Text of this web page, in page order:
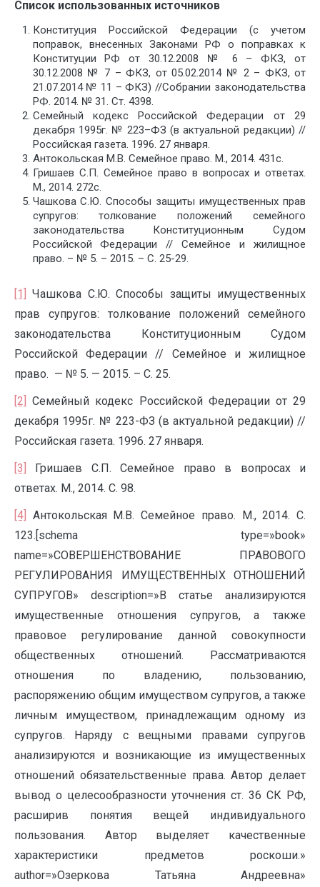
Список использованных источников
Конституция Российской Федерации (с учетом
поправок, внесенных Законами РФ о поправках к
Конституции РФ от 30.12.2008 № 6 – ФКЗ, от
30.12.2008 № 7 – ФКЗ, от 05.02.2014 № 2 – ФКЗ, от
21.07.2014 № 11 – ФКЗ) //Собрании законодательства
РФ. 2014. № 31. Ст. 4398.
Семейный кодекс Российской Федерации от 29
декабря 1995г. № 223–ФЗ (в актуальной редакции) //
Российская газета. 1996. 27 января.
Антокольская М.В. Семейное право. М., 2014. 431c.
Гришаев С.П. Семейное право в вопросах и ответах.
М., 2014. 272c.
Чашкова С.Ю. Способы защиты имущественных прав
супругов: толкование положений семейного
законодательства Конституционным Судом
Российской Федерации // Семейное и жилищное
право. – № 5. – 2015. – С. 25-29.
[1]
Чашкова С.Ю. Способы защиты имущественных
прав супругов: толкование положений семейного
законодательства Конституционным Судом
Российской Федерации // Семейное и жилищное
право. — № 5. — 2015. – С. 25.
[2]
Семейный кодекс Российской Федерации от 29
декабря 1995г. № 223-ФЗ (в актуальной редакции) //
Российская газета. 1996. 27 января.
[3]
Гришаев С.П. Семейное право в вопросах и
ответах. М., 2014. С. 98.
[4]
Антокольская М.В. Семейное право. М., 2014. С.
123.[schema type=»book»
name=»СОВЕРШЕНСТВОВАНИЕ ПРАВОВОГО
РЕГУЛИРОВАНИЯ ИМУЩЕСТВЕННЫХ ОТНОШЕНИЙ
СУПРУГОВ» description=»В статье анализируются
имущественные отношения супругов, а также
правовое регулирование данной совокупности
общественных отношений. Рассматриваются
отношения по владению, пользованию,
распоряжению общим имуществом супругов, а также
личным имуществом, принадлежащим одному из
супругов. Наряду с вещными правами супругов
анализируются и возникающие из имущественных
отношений обязательственные права. Автор делает
вывод о целесообразности уточнения ст. 36 СК РФ,
расширив понятия вещей индивидуального
пользования. Автор выделяет качественные
характеристики предметов роскоши.»
author=»Озеркова Татьяна Андреевна»